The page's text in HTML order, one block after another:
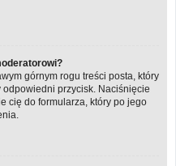
górnym rogu treści posta, który
odpowiedni przycisk. Naciśnięcie
cię do formularza, który po jego